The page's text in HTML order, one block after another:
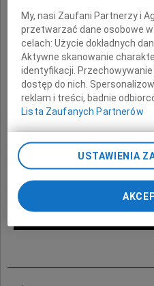
My, nasi Zaufani Partnerzy i
przetwarzać dane osobowe
celach:Użycie dokładnych
Aktywne skanowanie
identyfikacji.
dostęp do nich.
reklam i treści, badnie
Lista Zaufanych Partnerów
USTAWIENIA